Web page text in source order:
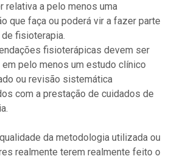
relativa a pelo menos uma
que faça ou poderá vir a fazer parte
fisioterapia.
fisioterápicas devem ser
em pelo menos um estudo clínico
ou revisão sistemática
com a prestação de cuidados de
da metodologia utilizada ou
realmente terem realmente feito o